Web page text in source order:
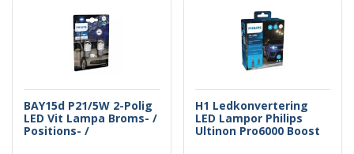
BAY15d P21/5W 2-Polig
LED Vit Lampa Broms- /
Positions- /
H1 Ledkonvertering
LED Lampor Philips
Ultinon Pro6000 Boost